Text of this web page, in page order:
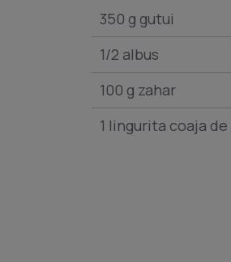
350 g gutui
1/2 albus
100 g zahar
1 lingurita coaja